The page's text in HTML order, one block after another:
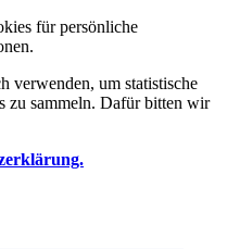
für persönliche
verwenden, um statistische
zu sammeln. Dafür bitten wir